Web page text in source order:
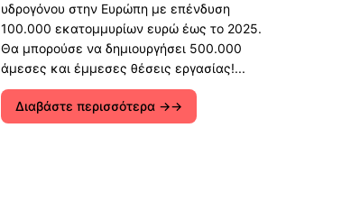
υδρογόνου στην Ευρώπη με επένδυση
100.000 εκατομμυρίων ευρώ έως το 2025.
Θα μπορούσε να δημιουργήσει 500.000
άμεσες και έμμεσες θέσεις εργασίας!...
Διαβάστε περισσότερα →